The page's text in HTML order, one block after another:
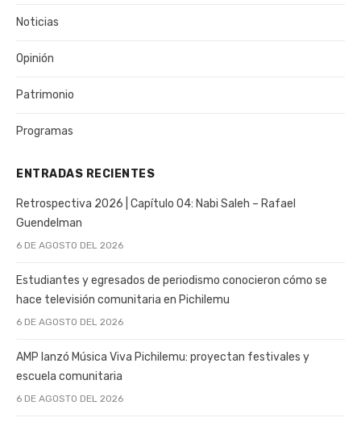
Noticias
Opinión
Patrimonio
Programas
ENTRADAS RECIENTES
Retrospectiva 2026 | Capítulo 04: Nabi Saleh – Rafael
Guendelman
6 DE AGOSTO DEL 2026
Estudiantes y egresados de periodismo conocieron cómo se
hace televisión comunitaria en Pichilemu
6 DE AGOSTO DEL 2026
AMP lanzó Música Viva Pichilemu: proyectan festivales y
escuela comunitaria
6 DE AGOSTO DEL 2026